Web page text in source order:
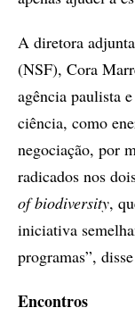
A diretora
(NSF), Cora
agência paulista
ciência, como
negociação, por
radicados nos
of biodiversity,
iniciativa
programas”,
Encontros